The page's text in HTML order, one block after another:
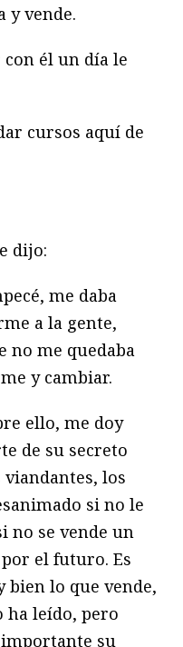
y vende.
él un día le
cursos aquí de
dijo:
me daba
a la gente,
no me quedaba
y cambiar.
ello, me doy
de su secreto
los
si no le
no se vende un
el futuro. Es
bien lo que vende,
ha leído, pero
importante su